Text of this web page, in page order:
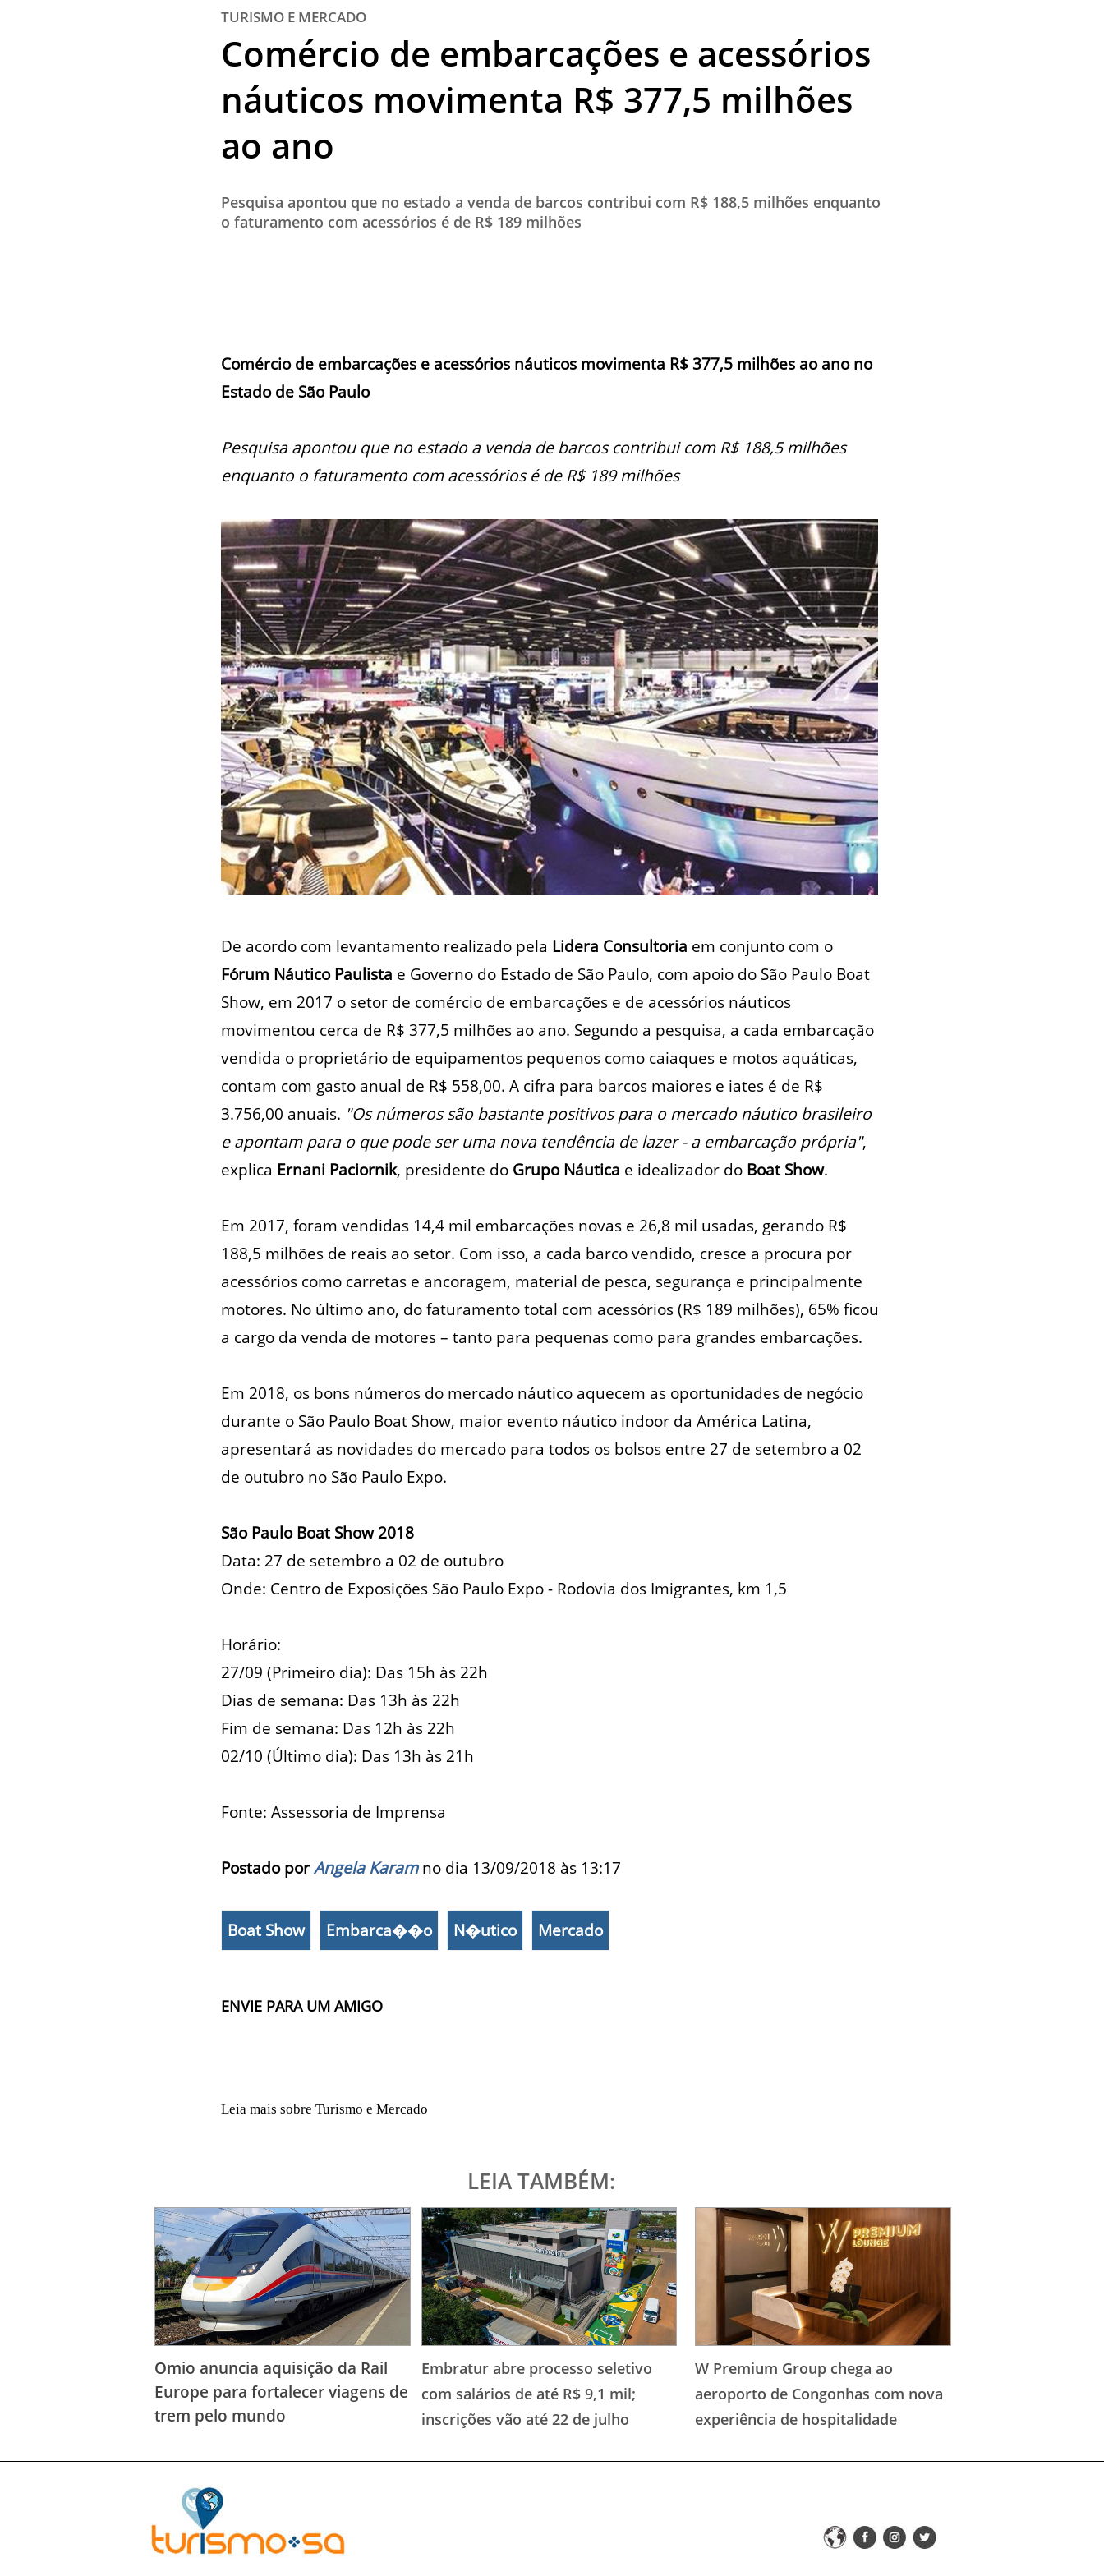
ÚLTIMAS NOTÍCIAS
QUEM SOMOS - EQUIPE
TURISMO E MERCADO
Comércio de embarcações e acessórios
náuticos movimenta R$ 377,5 milhões
ao ano
Pesquisa apontou que no estado a venda de barcos contribui com R$ 188,5 milhões enquanto
o faturamento com acessórios é de R$ 189 milhões
Comércio de embarcações e acessórios náuticos movimenta R$ 377,5 milhões ao ano no
Estado de São Paulo
Pesquisa apontou que no estado a venda de barcos contribui com R$ 188,5 milhões
enquanto o faturamento com acessórios é de R$ 189 milhões
De acordo com levantamento realizado pela Lidera Consultoria em conjunto com o
Fórum Náutico Paulista e Governo do Estado de São Paulo, com apoio do São Paulo Boat
Show, em 2017 o setor de comércio de embarcações e de acessórios náuticos
movimentou cerca de R$ 377,5 milhões ao ano. Segundo a pesquisa, a cada embarcação
vendida o proprietário de equipamentos pequenos como caiaques e motos aquáticas,
contam com gasto anual de R$ 558,00. A cifra para barcos maiores e iates é de R$
3.756,00 anuais. "Os números são bastante positivos para o mercado náutico brasileiro
e apontam para o que pode ser uma nova tendência de lazer - a embarcação própria",
explica Ernani Paciornik, presidente do Grupo Náutica e idealizador do Boat Show.
Em 2017, foram vendidas 14,4 mil embarcações novas e 26,8 mil usadas, gerando R$
188,5 milhões de reais ao setor. Com isso, a cada barco vendido, cresce a procura por
acessórios como carretas e ancoragem, material de pesca, segurança e principalmente
motores. No último ano, do faturamento total com acessórios (R$ 189 milhões), 65% ficou
a cargo da venda de motores – tanto para pequenas como para grandes embarcações.
Em 2018, os bons números do mercado náutico aquecem as oportunidades de negócio
durante o São Paulo Boat Show, maior evento náutico indoor da América Latina,
apresentará as novidades do mercado para todos os bolsos entre 27 de setembro a 02
de outubro no São Paulo Expo.
São Paulo Boat Show 2018
Data: 27 de setembro a 02 de outubro
Onde: Centro de Exposições São Paulo Expo - Rodovia dos Imigrantes, km 1,5
Horário:
27/09 (Primeiro dia): Das 15h às 22h
Dias de semana: Das 13h às 22h
Fim de semana: Das 12h às 22h
02/10 (Último dia): Das 13h às 21h
Fonte: Assessoria de Imprensa
Postado porAngela Karam no dia 13/09/2018 às 13:17
Boat Show Embarca��o N�utico Mercado
ENVIE PARA UM AMIGO
Leia mais sobre Turismo e Mercado
LEIA TAMBÉM:
Omio anuncia aquisição da Rail
Europe para fortalecer viagens de
trem pelo mundo
Embratur abre processo seletivo
com salários de até R$ 9,1 mil;
inscrições vão até 22 de julho
W Premium Group chega ao
aeroporto de Congonhas com nova
experiência de hospitalidade